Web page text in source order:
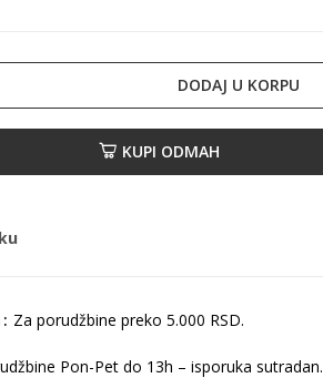
DODAJ U KORPU
KUPI ODMAH
Za porudžbine preko 5.000 RSD.
Pon-Pet do 13h – isporuka sutradan.